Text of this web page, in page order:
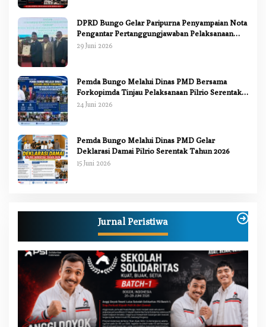
DPRD Bungo Gelar Paripurna Penyampaian Nota
Pengantar Pertanggungjawaban Pelaksanaan
APBD 2025
29 Juni 2026
Pemda Bungo Melalui Dinas PMD Bersama
Forkopimda Tinjau Pelaksanaan Pilrio Serentak
2026
24 Juni 2026
Pemda Bungo Melalui Dinas PMD Gelar
Deklarasi Damai Pilrio Serentak Tahun 2026
15 Juni 2026
Jurnal Peristiwa